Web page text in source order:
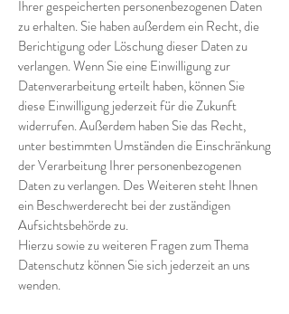
Ihrer gespeicherten personenbezogenen Daten
zu erhalten. Sie haben außerdem ein Recht, die
Berichtigung oder Löschung dieser Daten zu
verlangen. Wenn Sie eine Einwilligung zur
Datenverarbeitung erteilt haben, können Sie
diese Einwilligung jederzeit für die Zukunft
widerrufen. Außerdem haben Sie das Recht,
unter bestimmten Umständen die Einschränkung
der Verarbeitung Ihrer personenbezogenen
Daten zu verlangen. Des Weiteren steht Ihnen
ein Beschwerderecht bei der zuständigen
Aufsichtsbehörde zu.
Hierzu sowie zu weiteren Fragen zum Thema
Datenschutz können Sie sich jederzeit an uns
wenden.